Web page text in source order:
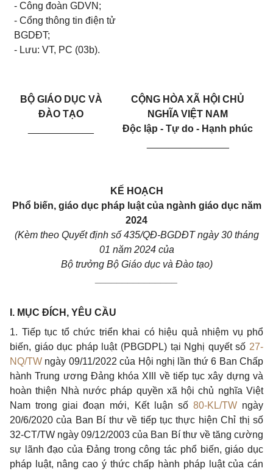
- Công đoàn GDVN;
- Cổng thông tin điện tử
BGDĐT;
- Lưu: VT, PC (03b).
BỘ GIÁO DỤC VÀ
ĐÀO TẠO
CỘNG HÒA XÃ HỘI CHỦ
NGHĨA VIỆT NAM
Độc lập - Tự do - Hạnh phúc
KẾ HOẠCH
Phổ biến, giáo dục pháp luật của ngành giáo dục năm
2024
(Kèm theo Quyết định số 435/QĐ-BGDĐT ngày 30 tháng
01 năm 2024 của
Bộ trưởng Bộ Giáo dục và Đào tạo)
I. MỤC ĐÍCH, YÊU CẦU
1. Tiếp tục tổ chức triển khai có hiệu quả nhiệm vụ phổ
biến, giáo dục pháp luật (PBGDPL) tại Nghị quyết số 27-
NQ/TW ngày 09/11/2022 của Hội nghị lần thứ 6 Ban Chấp
hành Trung ương Đảng khóa XIII về tiếp tục xây dựng và
hoàn thiện Nhà nước pháp quyền xã hội chủ nghĩa Việt
Nam trong giai đoạn mới, Kết luận số 80-KL/TWngày
20/6/2020 của Ban Bí thư về tiếp tục thực hiện Chỉ thị số
32-CT/TW ngày 09/12/2003 của Ban Bí thư về tăng cường
sự lãnh đạo của Đảng trong công tác phổ biến, giáo dục
pháp luật, nâng cao ý thức chấp hành pháp luật của cán